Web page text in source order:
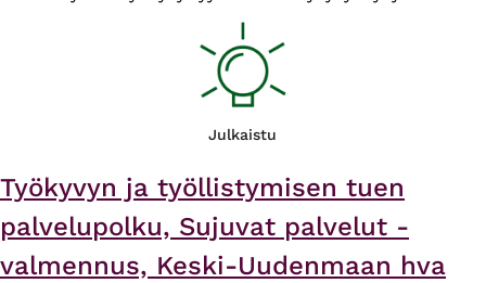
Julkaistu
Työkyvyn ja työllistymisen tuen
palvelupolku, Sujuvat palvelut -
valmennus, Keski-Uudenmaan hva